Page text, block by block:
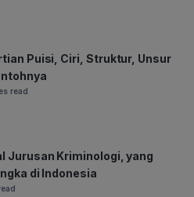
Puisi, Ciri, Struktur, Unsur
read
Jurusan Kriminologi, yang
di Indonesia